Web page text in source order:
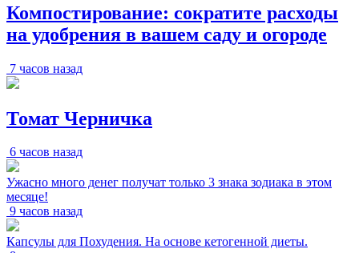
Компостирование: сократите расходы
на удобрения в вашем саду и огороде
7 часов назад
Томат Черничка
6 часов назад
Ужасно много денег получат только 3 знака зодиака в этом
месяце!
9 часов назад
Капсулы для Похудения. На основе кетогенной диеты.